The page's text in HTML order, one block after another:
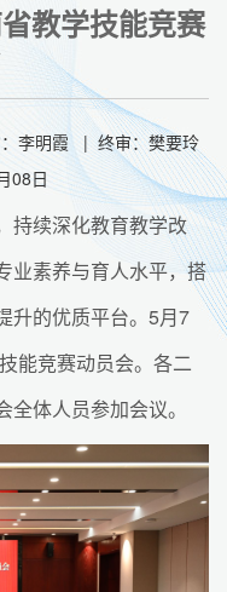
教学技能竞赛
李明霞 | 终审：樊要玲
08日
持续深化教育教学改
业素养与育人水平，搭
升的优质平台。5月7
能竞赛动员会。各二
体人员参加会议。